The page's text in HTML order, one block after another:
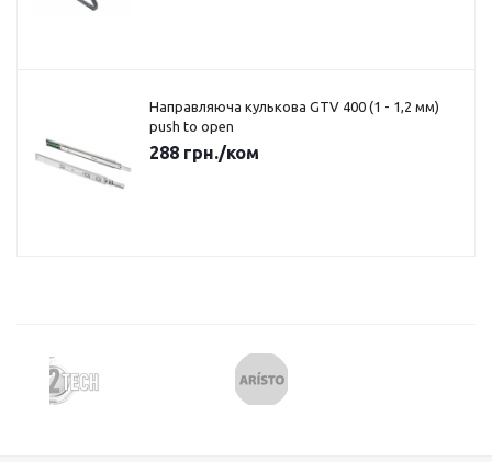
Направляюча кулькова GTV 400 (1 - 1,2 мм)
push to open
288 грн./ком